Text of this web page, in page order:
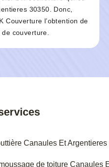
30350. Donc,
Couverture l’obtention de
couverture.
Canaules Et Argentieres
de toiture Canaules